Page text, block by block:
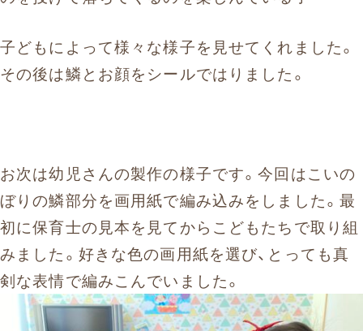
子どもによって様々な様子を見せてくれました。
その後は鱗とお顔をシールではりました。
お次は幼児さんの製作の様子です。今回はこいの
ぼりの鱗部分を画用紙で編み込みをしました。最
初に保育士の見本を見てからこどもたちで取り組
みました。好きな色の画用紙を選び、とっても真
剣な表情で編みこんでいました。